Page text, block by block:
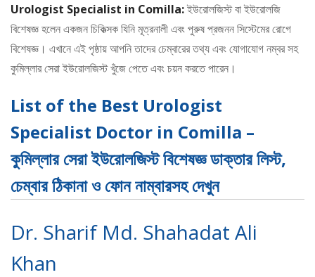
Urologist Specialist in Comilla:ইউরোলজিস্ট বা ইউরোলজি
বিশেষজ্ঞ হলেন একজন চিকিত্সক যিনি মূত্রনালী এবং পুরুষ প্রজনন সিস্টেমের রোগে
বিশেষজ্ঞ। এখানে এই পৃষ্ঠায় আপনি তাদের চেম্বারের তথ্য এবং যোগাযোগ নম্বর সহ
কুমিল্লার সেরা ইউরোলজিস্ট খুঁজে পেতে এবং চয়ন করতে পারেন।
List of the Best Urologist
Specialist Doctor in Comilla –
কুমিল্লার সেরা ইউরোলজিস্ট বিশেষজ্ঞ ডাক্তার লিস্ট,
চেম্বার ঠিকানা ও ফোন নাম্বারসহ দেখুন
Dr. Sharif Md. Shahadat Ali
Khan